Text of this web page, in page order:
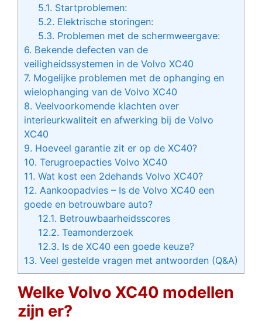
5.1. Startproblemen:
5.2. Elektrische storingen:
5.3. Problemen met de schermweergave:
6. Bekende defecten van de
veiligheidssystemen in de Volvo XC40
7. Mogelijke problemen met de ophanging en
wielophanging van de Volvo XC40
8. Veelvoorkomende klachten over
interieurkwaliteit en afwerking bij de Volvo
XC40
9. Hoeveel garantie zit er op de XC40?
10. Terugroepacties Volvo XC40
11. Wat kost een 2dehands Volvo XC40?
12. Aankoopadvies – Is de Volvo XC40 een
goede en betrouwbare auto?
12.1. Betrouwbaarheidsscores
12.2. Teamonderzoek
12.3. Is de XC40 een goede keuze?
13. Veel gestelde vragen met antwoorden (Q&A)
Welke Volvo XC40 modellen
zijn er?